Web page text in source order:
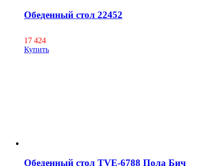
Обеденный стол 22452
17 424
Купить
Обеденный стол TVE-6788 Пола Бич